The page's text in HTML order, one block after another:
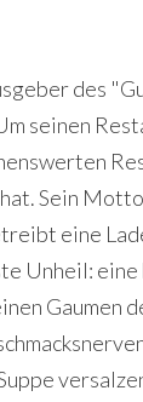
des
seinen
Sein
eine
Unheil:
Gaumen